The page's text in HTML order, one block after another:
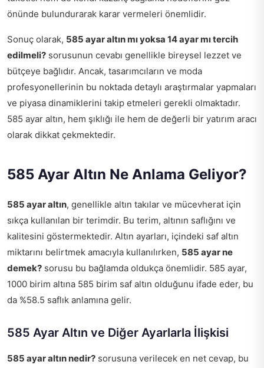
önünde bulundurarak karar vermeleri önemlidir.
Sonuç olarak, 585 ayar altın mı yoksa 14 ayar mı tercih
edilmeli? sorusunun cevabı genellikle bireysel lezzet ve
bütçeye bağlıdır. Ancak, tasarımcıların ve moda
profesyonellerinin bu noktada detaylı araştırmalar yapmaları
ve piyasa dinamiklerini takip etmeleri gerekli olmaktadır.
585 ayar altın, hem şıklığı ile hem de değerli bir yatırım aracı
olarak dikkat çekmektedir.
585 Ayar Altın Ne Anlama Geliyor?
585 ayar altın, genellikle altın takılar ve mücevherat için
sıkça kullanılan bir terimdir. Bu terim, altının saflığını ve
kalitesini göstermektedir. Altın ayarları, içindeki saf altın
miktarını belirtmek amacıyla kullanılırken, 585 ayar ne
demek? sorusu bu bağlamda oldukça önemlidir. 585 ayar,
1000 birim altına 585 birim saf altın olduğunu ifade eder, bu
da %58.5 saflık anlamına gelir.
585 Ayar Altın ve Diğer Ayarlarla İlişkisi
585 ayar altın nedir? sorusuna verilecek en net cevap, bu